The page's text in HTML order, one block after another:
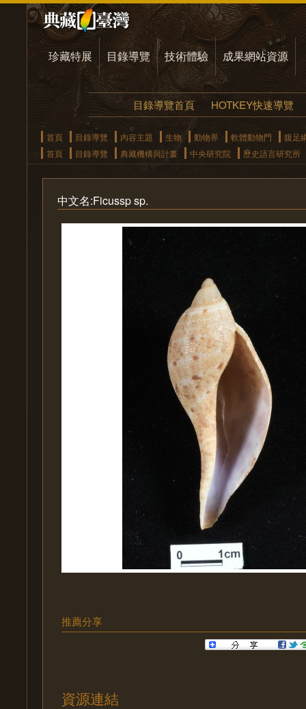
珍藏特展 目錄導覽 技術體驗 成果網站資源
目錄導覽首頁 HOTKEY快速導覽
首頁 目錄導覽 內容主題 生物 動物界 軟體動物門
腹足
首頁
目錄導覽 典藏機構與計畫 中央研究院 歷史語言研究所
中文名:Ficussp sp.
推薦分享
資源連結